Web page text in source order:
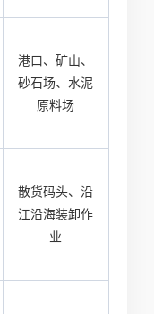
港口、矿山、
砂石场、水泥
原料场
散货码头、沿
江沿海装卸作
业